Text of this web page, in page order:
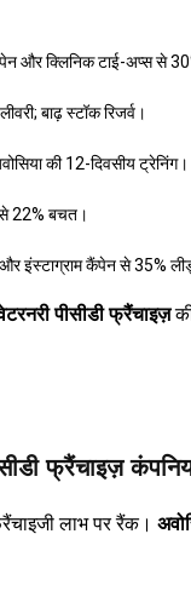
और क्लिनिक टाई-अप्स से
बाढ़ स्टॉक रिजर्व।
की 12-दिवसीय ट्रेनिंग।
से 22% बचत।
इंस्टाग्राम कैंपेन से 35%
पीसीडी फ्रैंचाइज़
फ्रैंचाइज़
लाभ पर रैंक।